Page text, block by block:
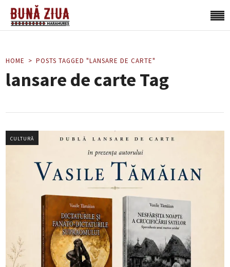
HOME POSTS TAGGED "LANSARE DE CARTE"
lansare de carte Tag
CULTURĂ